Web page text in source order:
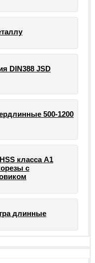
DIN388 JSD
500-1200
класса А1
с
длинные